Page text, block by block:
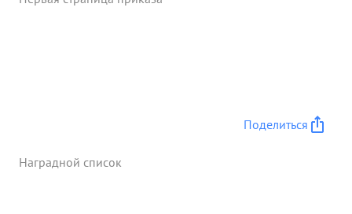
Поделиться
Наградной список